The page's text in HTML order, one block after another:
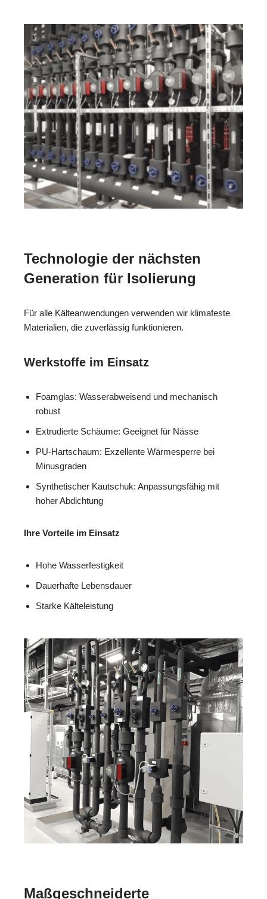
Technologie der nächsten
Generation für Isolierung
Für alle Kälteanwendungen verwenden wir klimafeste
Materialien, die zuverlässig funktionieren.
Werkstoffe im Einsatz
Foamglas: Wasserabweisend und mechanisch
robust
Extrudierte Schäume: Geeignet für Nässe
PU-Hartschaum: Exzellente Wärmesperre bei
Minusgraden
Synthetischer Kautschuk: Anpassungsfähig mit
hoher Abdichtung
Ihre Vorteile im Einsatz
Hohe Wasserfestigkeit
Dauerhafte Lebensdauer
Starke Kälteleistung
Maßgeschneiderte